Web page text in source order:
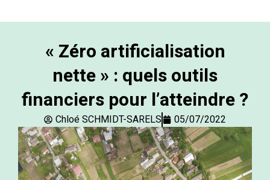
« Zéro artificialisation
nette » : quels outils
financiers pour l’atteindre ?
Chloé SCHMIDT-SARELS 05/07/2022